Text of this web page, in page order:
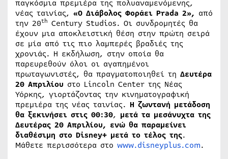
παγκόσμια πρεμιέρα της πολυαναμενόμενης,
νέας ταινίας, «Ο Διάβολος Φοράει Prada 2», από
την 20th Century Studios. Οι συνδρομητές θα
έχουν μια αποκλειστική θέση στην πρώτη σειρά
σε μία από τις πιο λαμπερές βραδιές της
χρονιάς. Η εκδήλωση, στην οποία θα
παρευρεθούν όλοι οι αγαπημένοι
πρωταγωνιστές, θα πραγματοποιηθεί τη Δευτέρα
20 Απριλίου στο Lincoln Center της Νέας
Υόρκης, γιορτάζοντας την κινηματογραφική
πρεμιέρα της νέας ταινίας. Η ζωντανή μετάδοση
θα ξεκινήσει στις 00:30, μετά τα μεσάνυχτα της
Δευτέρας 20 Απριλίου, ενώ θα παραμείνει
διαθέσιμη στο Disney+ μετά το τέλος της.
Μάθετε περισσότερα στο www.disneyplus.com.